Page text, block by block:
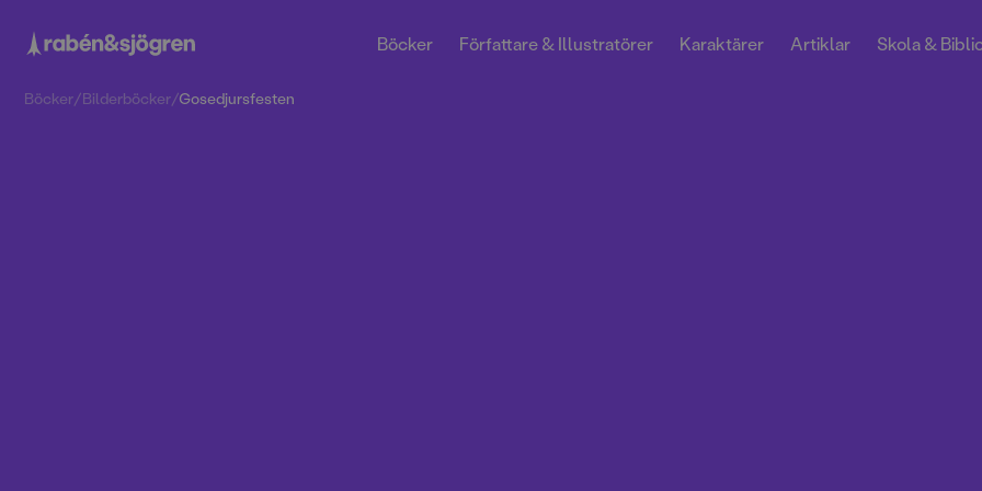
Böcker Författare & Illustratörer Karaktärer Artiklar Skola &
Böcker/Bilderböcker/Gosedjursfesten